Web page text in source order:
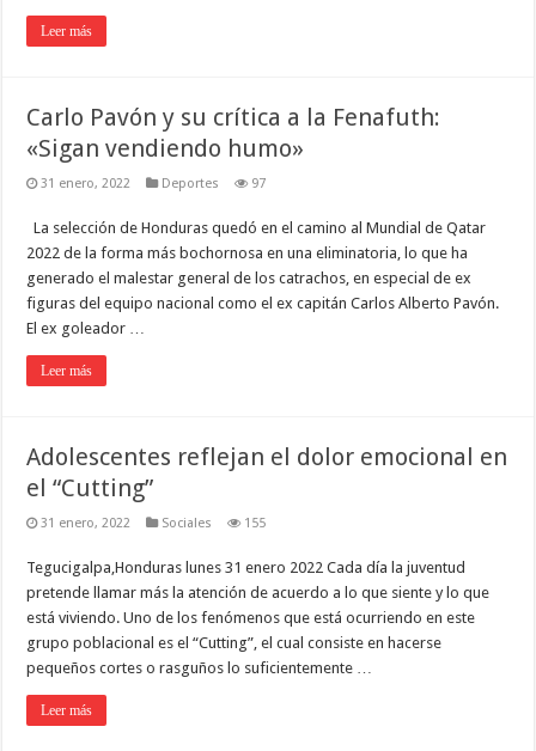
Leer más
Carlo Pavón y su crítica a la Fenafuth:
«Sigan vendiendo humo»
31 enero, 2022 Deportes 97
La selección de Honduras quedó en el camino al Mundial de Qatar
2022 de la forma más bochornosa en una eliminatoria, lo que ha
generado el malestar general de los catrachos, en especial de ex
figuras del equipo nacional como el ex capitán Carlos Alberto Pavón.
El ex goleador …
Leer más
Adolescentes reflejan el dolor emocional en
el “Cutting”
31 enero, 2022 Sociales 155
Tegucigalpa,Honduras lunes 31 enero 2022 Cada día la juventud
pretende llamar más la atención de acuerdo a lo que siente y lo que
está viviendo. Uno de los fenómenos que está ocurriendo en este
grupo poblacional es el “Cutting”, el cual consiste en hacerse
pequeños cortes o rasguños lo suficientemente …
Leer más